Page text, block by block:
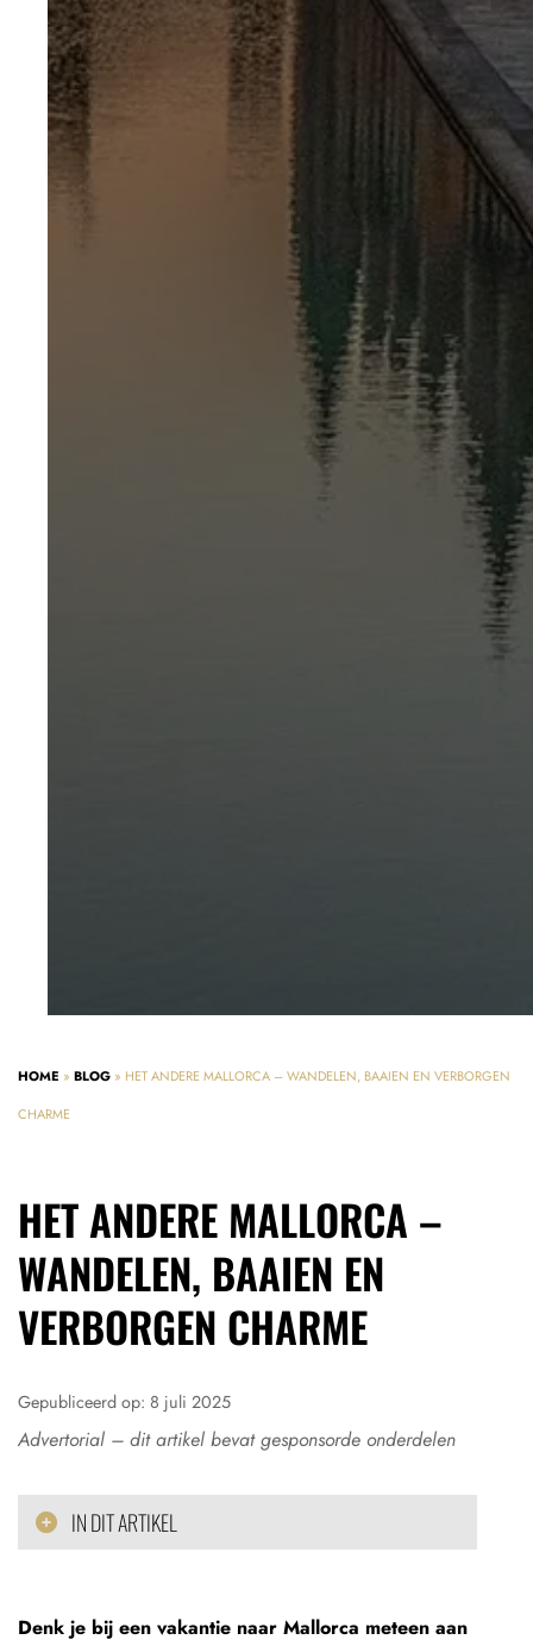
HOME » BLOG » HET ANDERE MALLORCA – WANDELEN, BAAIEN EN VERBORGEN
CHARME
HET ANDERE MALLORCA –
WANDELEN, BAAIEN EN
VERBORGEN CHARME
Gepubliceerd op: 8 juli 2025
Advertorial – dit artikel bevat gesponsorde onderdelen
IN DIT ARTIKEL
Denk je bij een vakantie naar Mallorca meteen aan